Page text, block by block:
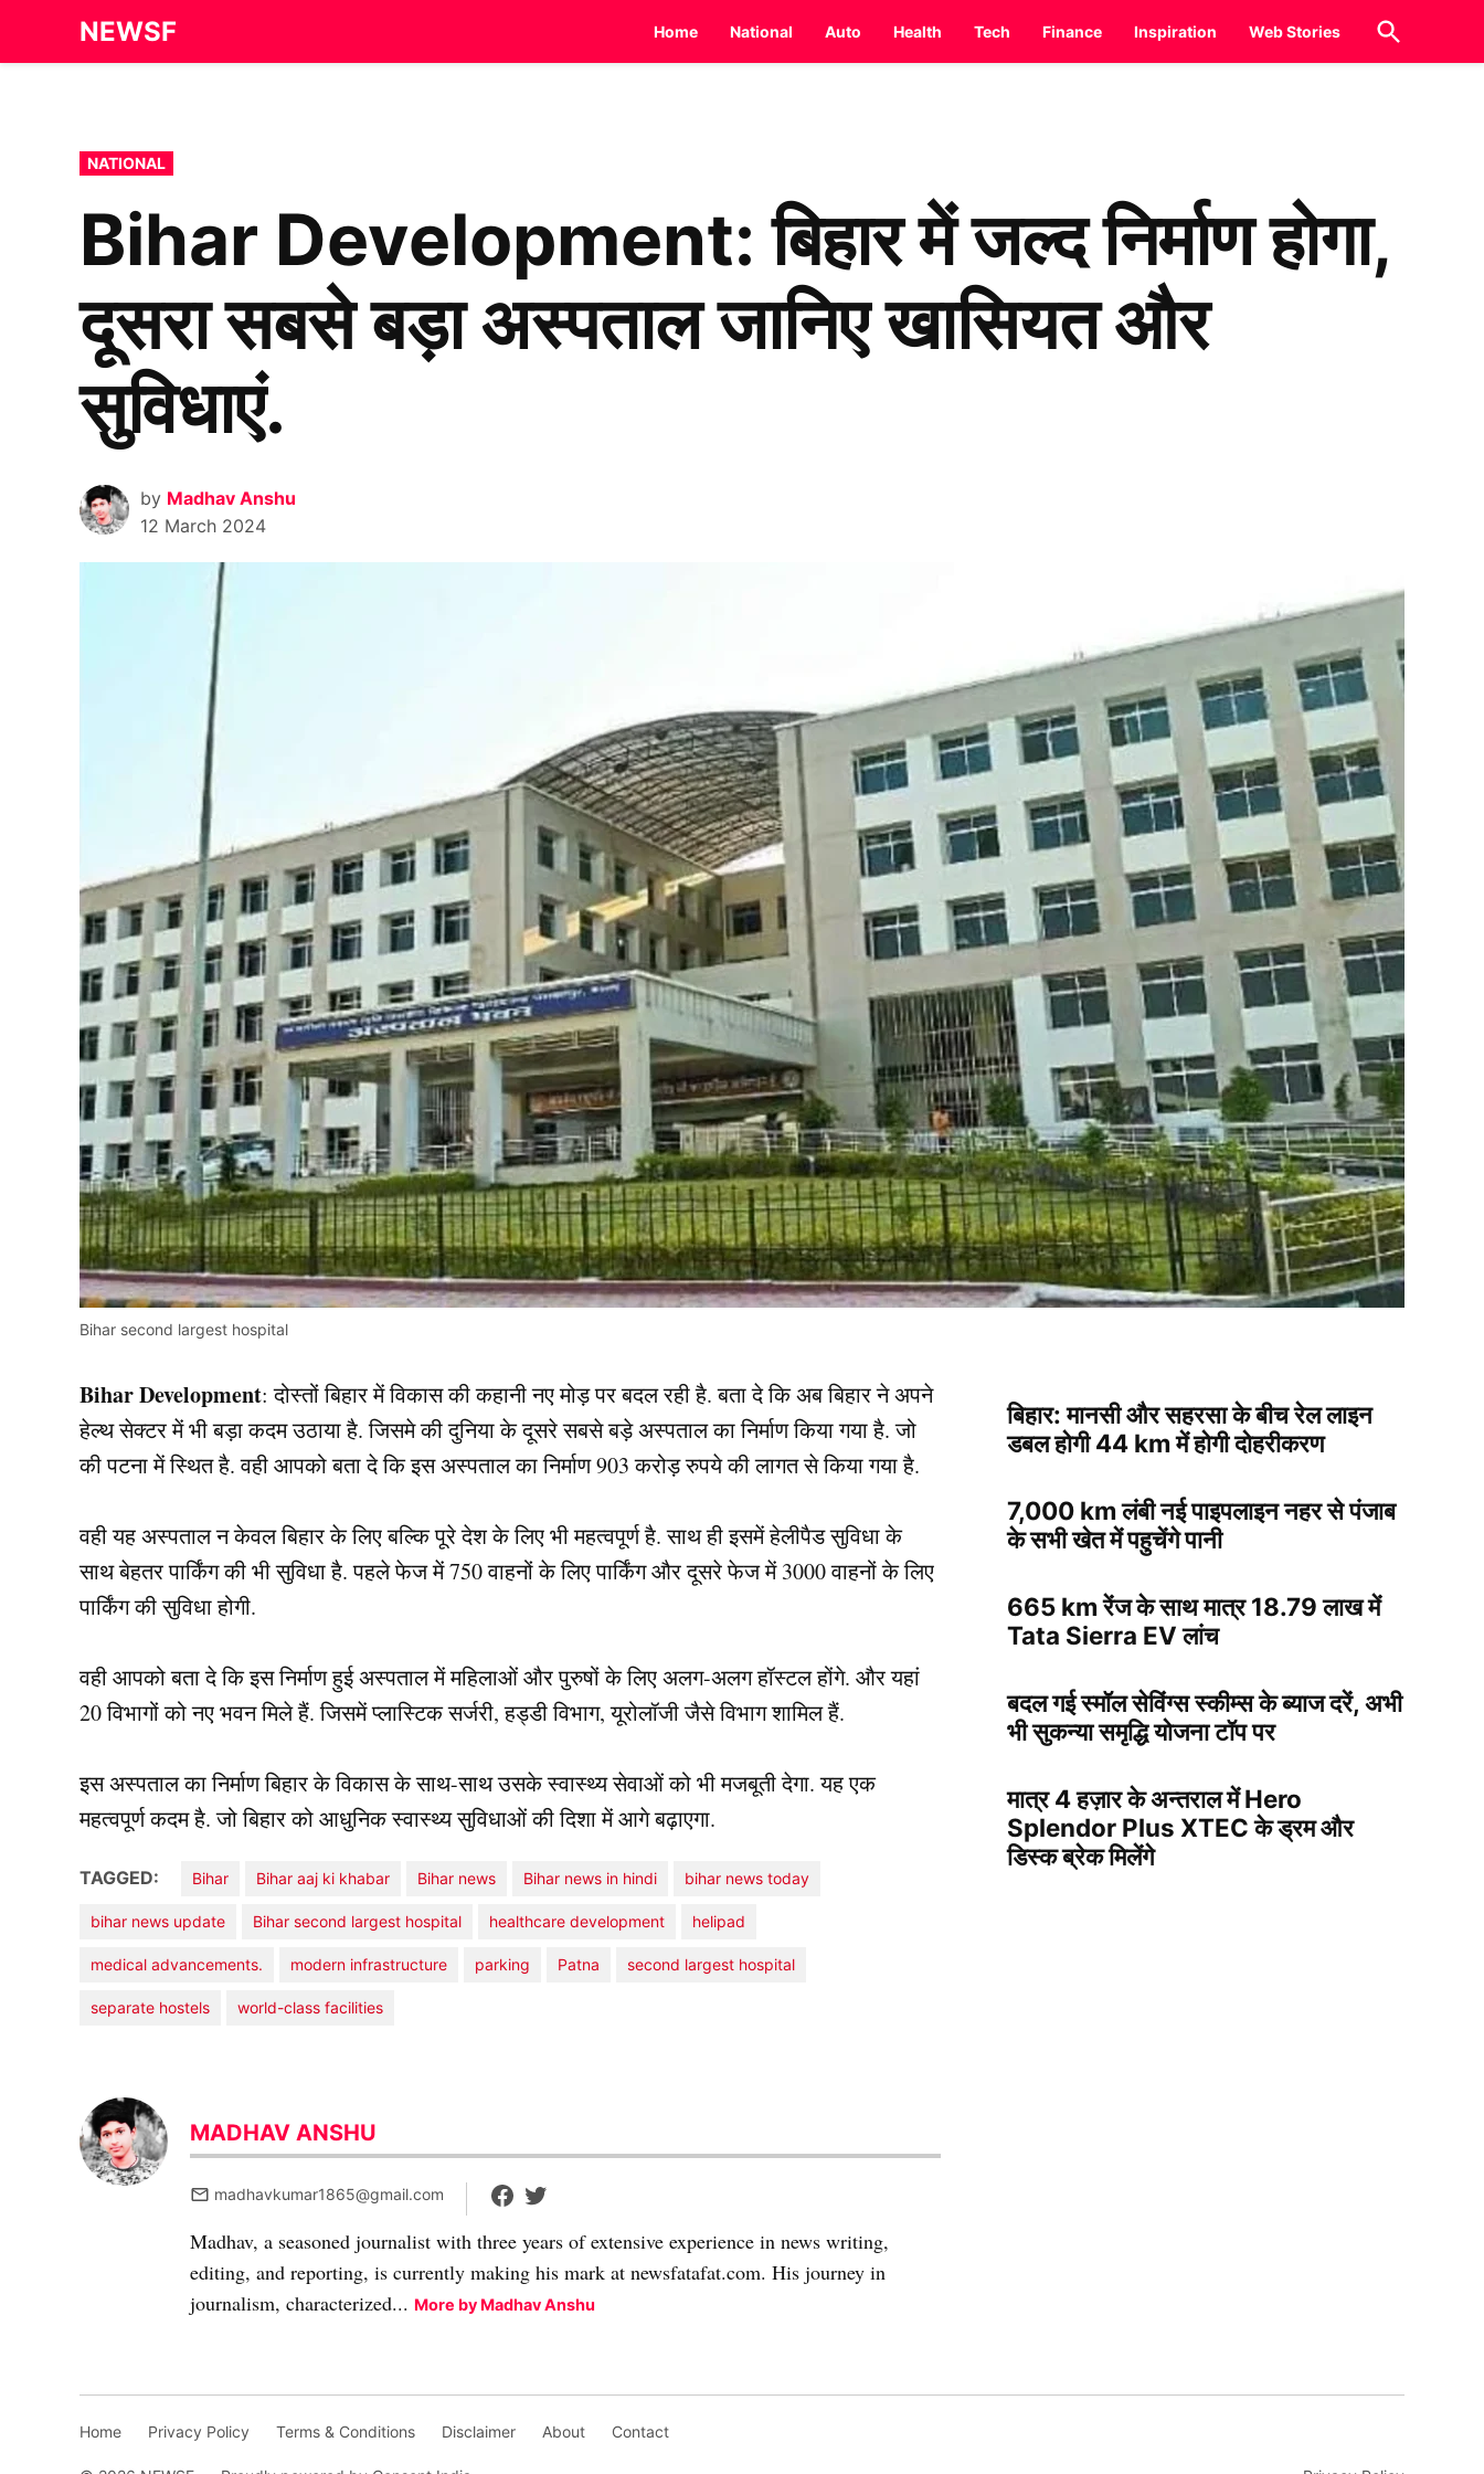
NEWSF Home National Auto Health Tech Finance Inspiration Web Stories
Open
Search
POSTED
IN
NATIONAL
Bihar Development: बिहार में जल्द निर्माण होगा,
दूसरा सबसे बड़ा अस्पताल जानिए खासियत और
सुविधाएं.
by Madhav Anshu
12 March 2024
Bihar second largest hospital
Bihar Development: दोस्तों बिहार में विकास की कहानी नए मोड़ पर बदल रही है. बता दे कि अब बिहार ने अपने
हेल्थ सेक्टर में भी बड़ा कदम उठाया है. जिसमे की दुनिया के दूसरे सबसे बड़े अस्पताल का निर्माण किया गया है. जो
की पटना में स्थित है. वही आपको बता दे कि इस अस्पताल का निर्माण 903 करोड़ रुपये की लागत से किया गया है.
वही यह अस्पताल न केवल बिहार के लिए बल्कि पूरे देश के लिए भी महत्वपूर्ण है. साथ ही इसमें हेलीपैड सुविधा के
साथ बेहतर पार्किंग की भी सुविधा है. पहले फेज में 750 वाहनों के लिए पार्किंग और दूसरे फेज में 3000 वाहनों के लिए
पार्किंग की सुविधा होगी.
वही आपको बता दे कि इस निर्माण हुई अस्पताल में महिलाओं और पुरुषों के लिए अलग-अलग हॉस्टल होंगे. और यहां
20 विभागों को नए भवन मिले हैं. जिसमें प्लास्टिक सर्जरी, हड्डी विभाग, यूरोलॉजी जैसे विभाग शामिल हैं.
इस अस्पताल का निर्माण बिहार के विकास के साथ-साथ उसके स्वास्थ्य सेवाओं को भी मजबूती देगा. यह एक
महत्वपूर्ण कदम है. जो बिहार को आधुनिक स्वास्थ्य सुविधाओं की दिशा में आगे बढ़ाएगा.
TAGGED: Bihar Bihar aaj ki khabar Bihar news Bihar news in hindi bihar news today
bihar news update Bihar second largest hospital healthcare development helipad
medical advancements. modern infrastructure parking Patna second largest hospital
separate hostels world-class facilities
MADHAV ANSHU
madhavkumar1865@gmail.com
Madhav, a seasoned journalist with three years of extensive experience in news writing,
editing, and reporting, is currently making his mark at newsfatafat.com. His journey in
journalism, characterized... More by Madhav Anshu
बिहार: मानसी और सहरसा के बीच रेल लाइन
डबल होगी 44 km में होगी दोहरीकरण
7,000 km लंबी नई पाइपलाइन नहर से पंजाब
के सभी खेत में पहुचेंगे पानी
665 km रेंज के साथ मात्र 18.79 लाख में
Tata Sierra EV लांच
बदल गई स्मॉल सेविंग्स स्कीम्स के ब्याज दरें, अभी
भी सुकन्या समृद्धि योजना टॉप पर
मात्र 4 हज़ार के अन्तराल में Hero
Splendor Plus XTEC के ड्रम और
डिस्क ब्रेक मिलेंगे
Home Privacy Policy Terms & Conditions Disclaimer About Contact